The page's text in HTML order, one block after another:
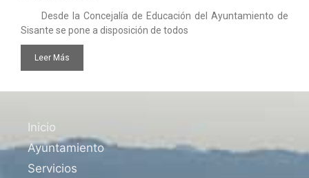
Desde la Concejalía de Educación del Ayuntamiento de
Sisante se pone a disposición de todos
Leer Más
Inicio
Ayuntamiento
Servicios